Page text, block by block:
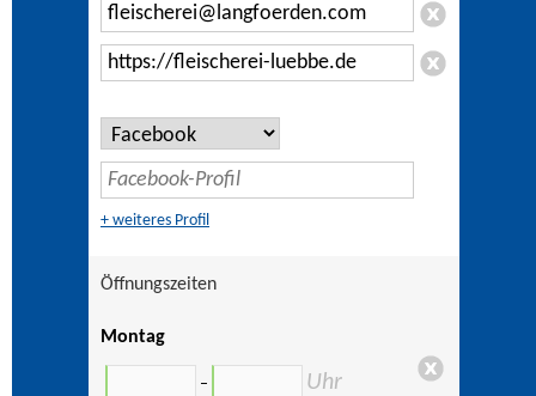
+ weiteres Profil
Öffnungszeiten
Montag
– Uhr